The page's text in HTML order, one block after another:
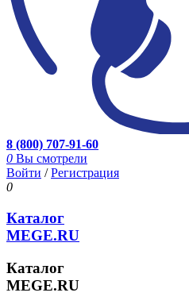
8 (800) 707-91-60
0 Вы смотрели
Войти /Регистрация
0
Каталог
MEGE.RU
Каталог
MEGE.RU